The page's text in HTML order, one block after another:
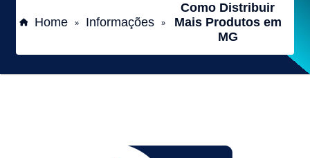
Home » Informações »
Como Distribuir
Mais Produtos em
MG